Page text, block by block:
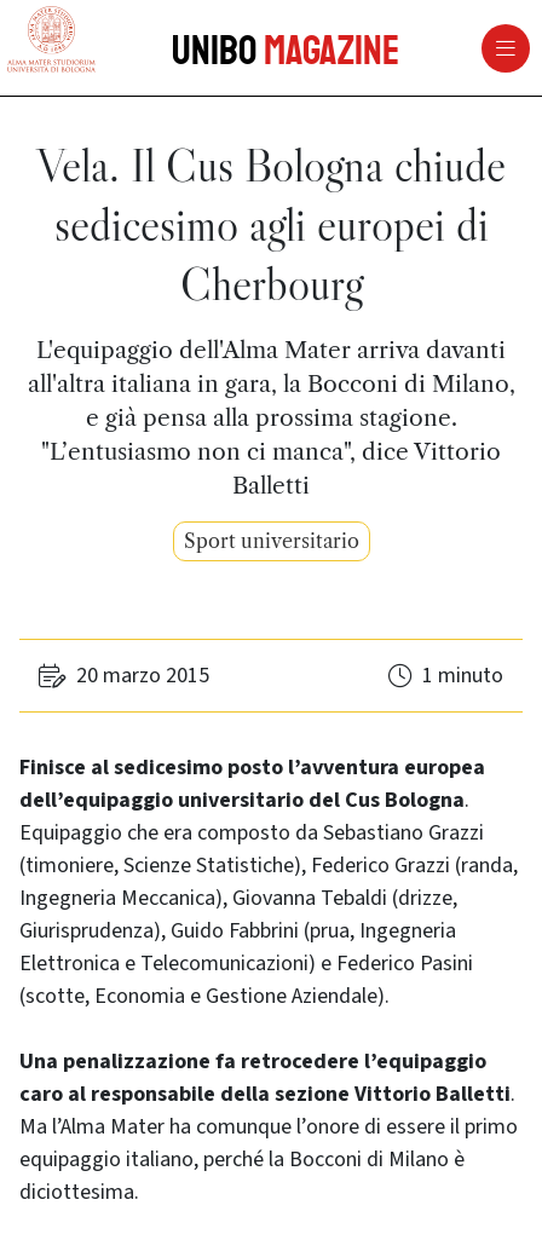
vai al contenuto della pagina
UniboMagazine
Vela. Il Cus Bologna chiude
sedicesimo agli europei di
Cherbourg
L'equipaggio dell'Alma Mater arriva davanti
all'altra italiana in gara, la Bocconi di Milano,
e già pensa alla prossima stagione.
"L’entusiasmo non ci manca", dice Vittorio
Balletti
Sport universitario
20 marzo 2015 1 minuto
Finisce al sedicesimo posto l’avventura europea
dell’equipaggio universitario del Cus Bologna.
Equipaggio che era composto da Sebastiano Grazzi
(timoniere, Scienze Statistiche), Federico Grazzi (randa,
Ingegneria Meccanica), Giovanna Tebaldi (drizze,
Giurisprudenza), Guido Fabbrini (prua, Ingegneria
Elettronica e Telecomunicazioni) e Federico Pasini
(scotte, Economia e Gestione Aziendale).
Una penalizzazione fa retrocedere l’equipaggio
caro al responsabile della sezione Vittorio Balletti.
Ma l’Alma Mater ha comunque l’onore di essere il primo
equipaggio italiano, perché la Bocconi di Milano è
diciottesima.